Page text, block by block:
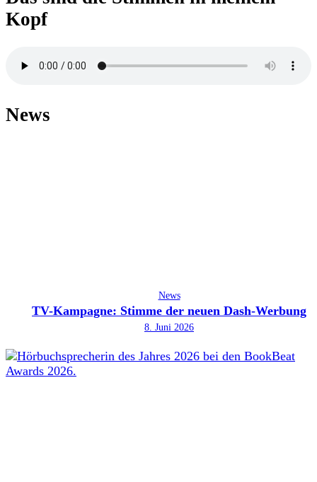
Kopf
News
News
TV-Kampagne: Stimme der neuen Dash-Werbung
8. Juni 2026